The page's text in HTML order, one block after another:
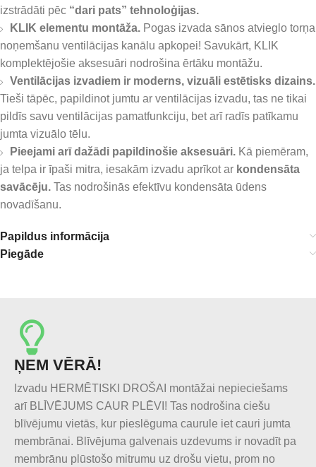
izstrādāti pēc “dari pats” tehnoloģijas.
KLIK elementu montāža. Pogas izvada sānos atvieglo torņa
noņemšanu ventilācijas kanālu apkopei! Savukārt, KLIK
komplektējošie aksesuāri nodrošina ērtāku montāžu.
Ventilācijas izvadiem ir moderns, vizuāli estētisks dizains.
Tieši tāpēc, papildinot jumtu ar ventilācijas izvadu, tas ne tikai
pildīs savu ventilācijas pamatfunkciju, bet arī radīs patīkamu
jumta vizuālo tēlu.
Pieejami arī dažādi papildinošie aksesuāri. Kā piemēram,
ja telpa ir īpaši mitra, iesakām izvadu aprīkot ar kondensāta
savācēju. Tas nodrošinās efektīvu kondensāta ūdens
novadīšanu.
Papildus informācija
Piegāde
ŅEM VĒRĀ!
Izvadu HERMĒTISKI DROŠAI montāžai nepieciešams
arī BLĪVĒJUMS CAUR PLĒVI! Tas nodrošina ciešu
blīvējumu vietās, kur pieslēguma caurule iet cauri jumta
membrānai. Blīvējuma galvenais uzdevums ir novadīt pa
membrānu plūstošo mitrumu uz drošu vietu, prom no